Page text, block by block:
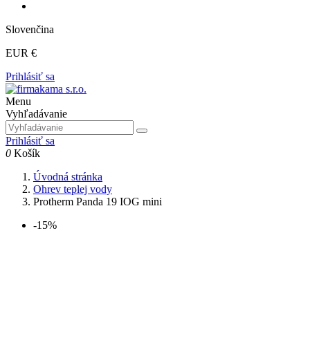
Slovenčina
EUR €
Prihlásiť sa
Menu
Vyhľadávanie
Prihlásiť sa
0 Košík
Úvodná stránka
Ohrev teplej vody
Protherm Panda 19 IOG mini
-15%